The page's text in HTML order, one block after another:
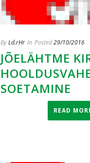
ByLd.rHr In Posted29/10/2016
JÕELÄHTME
SOETAMINE
READ